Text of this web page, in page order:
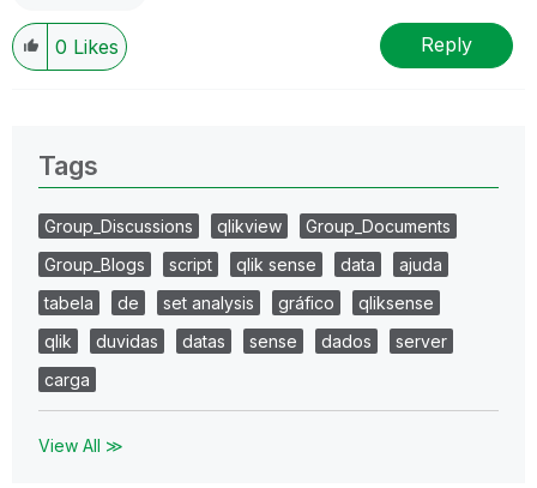
0 Likes Reply
Tags
Group_Discussions qlikview
Group_Documents
Group_Blogs
script qlik sense data
ajuda
tabela
de set analysis gráfico
qliksense
qlik
duvidas datas sense dados
server
carga
View All ≫